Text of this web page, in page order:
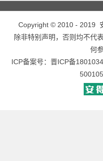
Copyright © 2010 - 2019
除非特别声明，否则均不代
何
ICP备案号： 晋ICP备